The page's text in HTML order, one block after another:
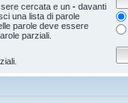
cercata e un - davanti
una lista di parole
parole deve essere
parziali.